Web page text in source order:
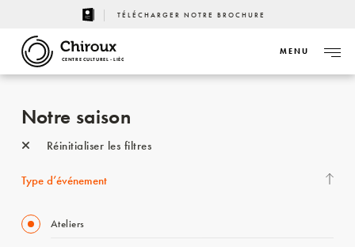
TÉLÉCHARGER NOTRE BROCHURE
CENTRE CULTUREL - LIÈGE
MENU
Notre saison
Réinitialiser les filtres
Type d’événement
Ateliers